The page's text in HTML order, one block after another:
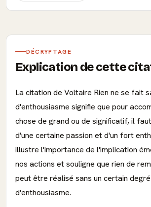
DÉCRYPTAGE
Explication de cette
La citation de Voltaire Rien ne se fait
d'enthousiasme signifie que pour
chose de grand ou de significatif, il
d'une certaine passion et d'un fort
illustre l'importance de l'implication
nos actions et souligne que rien de
peut être réalisé sans un certain degré
d'enthousiasme.